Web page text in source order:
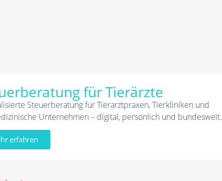
für Tierärzte
Steuerberatung für Tierarztpraxen, Tierkliniken und
Unternehmen – digital, persönlich und bundesweit.
erfahren